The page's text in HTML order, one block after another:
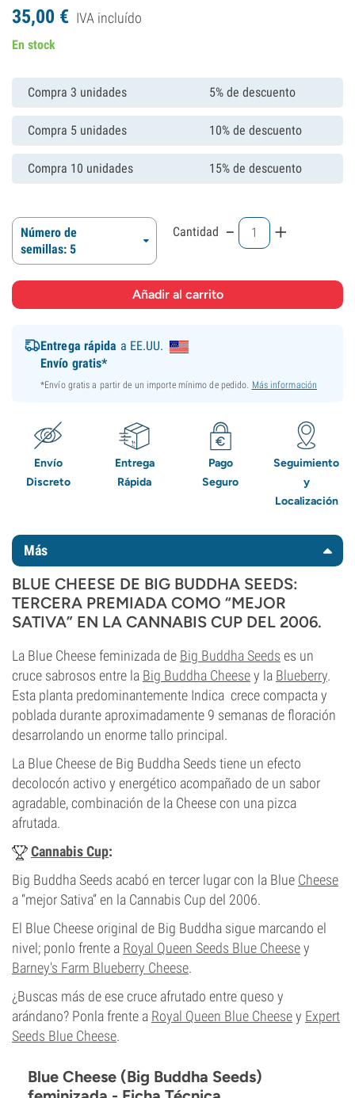
35,00 € IVA incluído
En stock
Compra 3 unidades 5% de descuento
Compra 5 unidades 10% de descuento
Compra 10 unidades 15% de descuento
Número de
semillas: 5
Cantidad - +
Entrega rápida a EE.UU.
Envío gratis*
*Envío gratis a partir de un importe mínimo de pedido. Más información
Envío
Discreto
Entrega
Rápida
Pago
Seguro
Seguimiento
y
Localización
Más
BLUE CHEESE DE BIG BUDDHA SEEDS:
TERCERA PREMIADA COMO “MEJOR
SATIVA” EN LA CANNABIS CUP DEL 2006.
La Blue Cheese feminizada de Big Buddha Seeds es un
cruce sabrosos entre la Big Buddha Cheesey la Blueberry.
Esta planta predominantemente Indica crece compacta y
poblada durante aproximadamente 9 semanas de floración
desarrolando un enorme tallo principal.
La Blue Cheese de Big Buddha Seeds tiene un efecto
decolocón activo y energético acompañado de un sabor
agradable, combinación de la Cheese con una pizca
afrutada.
Cannabis Cup:
Big Buddha Seeds acabó en tercer lugar con la Blue Cheese
a “mejor Sativa” en la Cannabis Cup del 2006.
El Blue Cheese original de Big Buddha sigue marcando el
nivel; ponlo frente a Royal Queen Seeds Blue Cheesey
Barney's Farm Blueberry Cheese.
¿Buscas más de ese cruce afrutado entre queso y
arándano? Ponla frente a Royal Queen Blue Cheesey Expert
Seeds Blue Cheese.
Blue Cheese (Big Buddha Seeds)